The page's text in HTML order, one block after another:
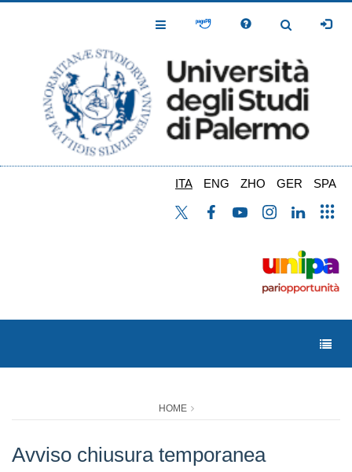
Toggle
Toggle
ITA ENG ZHO GER SPA
HOME
Avviso chiusura temporanea